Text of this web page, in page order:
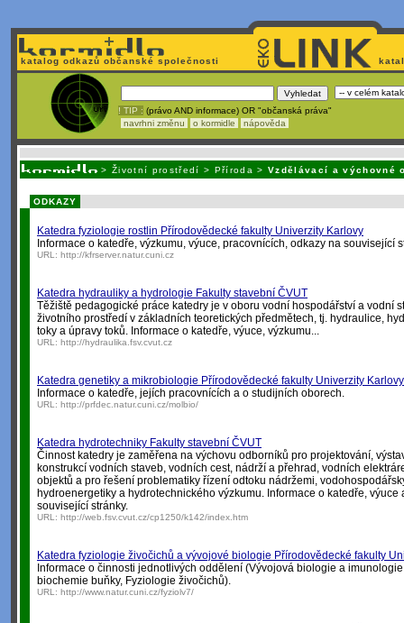
katalog odkazů občanské společnosti
! TIP : (právo AND informace) OR "občanská práva"
navrhni změnu
o kormidle nápověda
> Životní prostředí > Příroda >Vzdělávací a výchovné
ODKAZY
Katedra fyziologie rostlin Přírodovědecké fakulty Univerzity Karlovy
Informace o katedře, výzkumu, výuce, pracovnících, odkazy na související
URL: http://kfrserver.natur.cuni.cz
Katedra hydrauliky a hydrologie Fakulty stavební ČVUT
Těžiště pedagogické práce katedry je v oboru vodní hospodářství a vodní
životního prostředí v základních teoretických předmětech, tj. hydraulice,
toky a úpravy toků. Informace o katedře, výuce, výzkumu...
URL: http://hydraulika.fsv.cvut.cz
Katedra genetiky a mikrobiologie Přírodovědecké fakulty Univerzity Karlovy
Informace o katedře, jejích pracovnících a o studijních oborech.
URL: http://prfdec.natur.cuni.cz/molbio/
Katedra hydrotechniky Fakulty stavební ČVUT
Činnost katedry je zaměřena na výchovu odborníků pro projektování,
konstrukcí vodních staveb, vodních cest, nádrží a přehrad, vodních
objektů a pro řešení problematiky řízení odtoku nádržemi,
hydroenergetiky a hydrotechnického výzkumu. Informace o katedře, výuce
související stránky.
URL: http://web.fsv.cvut.cz/cp1250/k142/index.htm
Katedra fyziologie živočichů a vývojové biologie Přírodovědecké fakulty
Informace o činnosti jednotlivých oddělení (Vývojová biologie a
biochemie buňky, Fyziologie živočichů).
URL: http://www.natur.cuni.cz/fyziolv7/